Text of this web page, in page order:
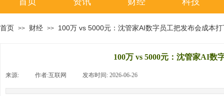
首页 >> 财经 >> 100万 vs 5000元：沈管家AI数字员工把发布会成本
100万 vs 5000元：沈管家AI数
来源: 作者:互联网 发布时间: 2026-06-26